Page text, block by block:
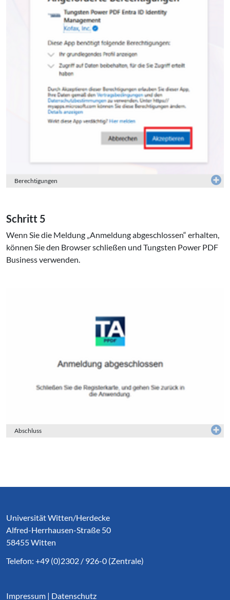
Berechtigungen
Schritt 5
Wenn Sie die Meldung „Anmeldung abgeschlossen“ erhalten,
können Sie den Browser schließen und Tungsten Power PDF
Business verwenden.
Abschluss
Universität Witten/Herdecke
Alfred-Herrhausen-Straße 50
58455 Witten
Telefon: +49 (0)2302 / 926-0 (Zentrale)
Impressum | Datenschutz